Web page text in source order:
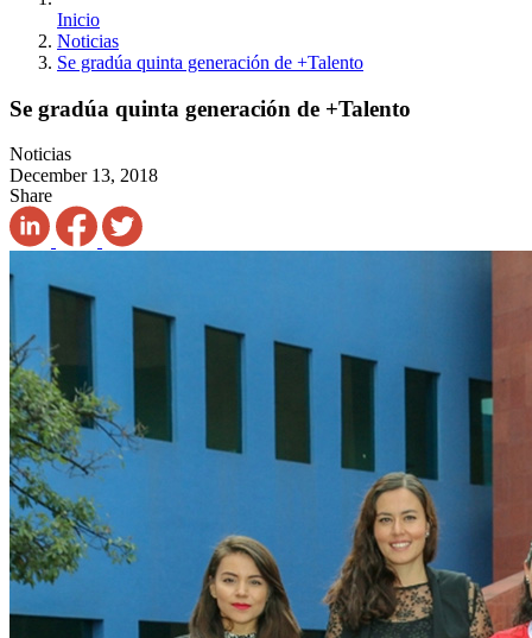
Inicio
Noticias
Se gradúa quinta generación de +Talento
Se gradúa quinta generación de +Talento
Noticias
December 13, 2018
Share